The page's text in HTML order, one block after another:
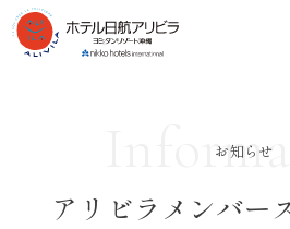
お知らせ
アリビラメンバー